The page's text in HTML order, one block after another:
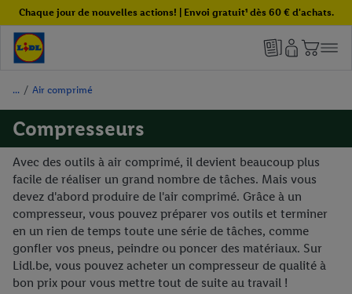
Chaque jour de nouvelles actions! | Envoi gratuit¹ dès 60 € d'achats.
/ Air comprimé
Compresseurs
Avec des outils à air comprimé, il devient beaucoup plus
facile de réaliser un grand nombre de tâches. Mais vous
devez d'abord produire de l'air comprimé. Grâce à un
compresseur, vous pouvez préparer vos outils et terminer
en un rien de temps toute une série de tâches, comme
gonfler vos pneus, peindre ou poncer des matériaux. Sur
Lidl.be, vous pouvez acheter un compresseur de qualité à
bon prix pour vous mettre tout de suite au travail !